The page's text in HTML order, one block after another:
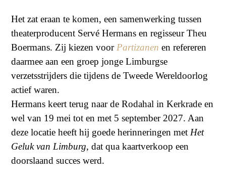
Het zat eraan te komen, een samenwerking tussen
theaterproducent Servé Hermans en regisseur Theu
Boermans. Zij kiezen voor Partizanen en refereren
daarmee aan een groep jonge Limburgse
verzetsstrijders die tijdens de Tweede Wereldoorlog
actief waren.
Hermans keert terug naar de Rodahal in Kerkrade en
wel van 19 mei tot en met 5 september 2027. Aan
deze locatie heeft hij goede herinneringen met Het
Geluk van Limburg, dat qua kaartverkoop een
doorslaand succes werd.